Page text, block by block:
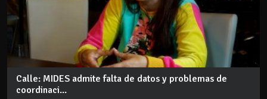
Calle: MIDES admite falta de datos y problemas de
coordinaci...